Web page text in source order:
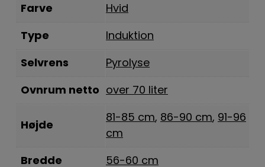
Farve Hvid
Type Induktion
Selvrens Pyrolyse
Ovnrum netto over 70 liter
Højde
81-85 cm, 86-90 cm, 91-96
cm
Bredde 56-60 cm